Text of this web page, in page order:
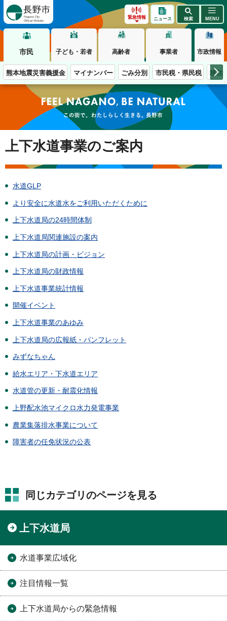
緊急情報 ニュース 検索 MENU
市民 子ども・若者 高齢者 事業者 市政情報
熊本地震災害義援金 マイナンバー ごみ分別 市民税・県民税 移住
この街で、わたしらしく生きる。長野市
上下水道事業のご案内
水道GLP
より安全に水道水をご利用いただくために
上下水道局の24時間体制
上下水道局関連施設の案内
上下水道局の計画・ビジョン
上下水道局の財政情報
上下水道事業統計情報
開催イベント
上下水道事業のあゆみ
上下水道局の広報紙・パンフレット
みずなちゃん
給水エリア・下水道エリア
水道管の更新・耐震化情報
上野配水池マイクロ水力発電事業
農業集落排水事業について
障害者の任免状況の公表
同じカテゴリのページを見る
上下水道局
水道事業広域化
注目情報一覧
上下水道局からの緊急情報